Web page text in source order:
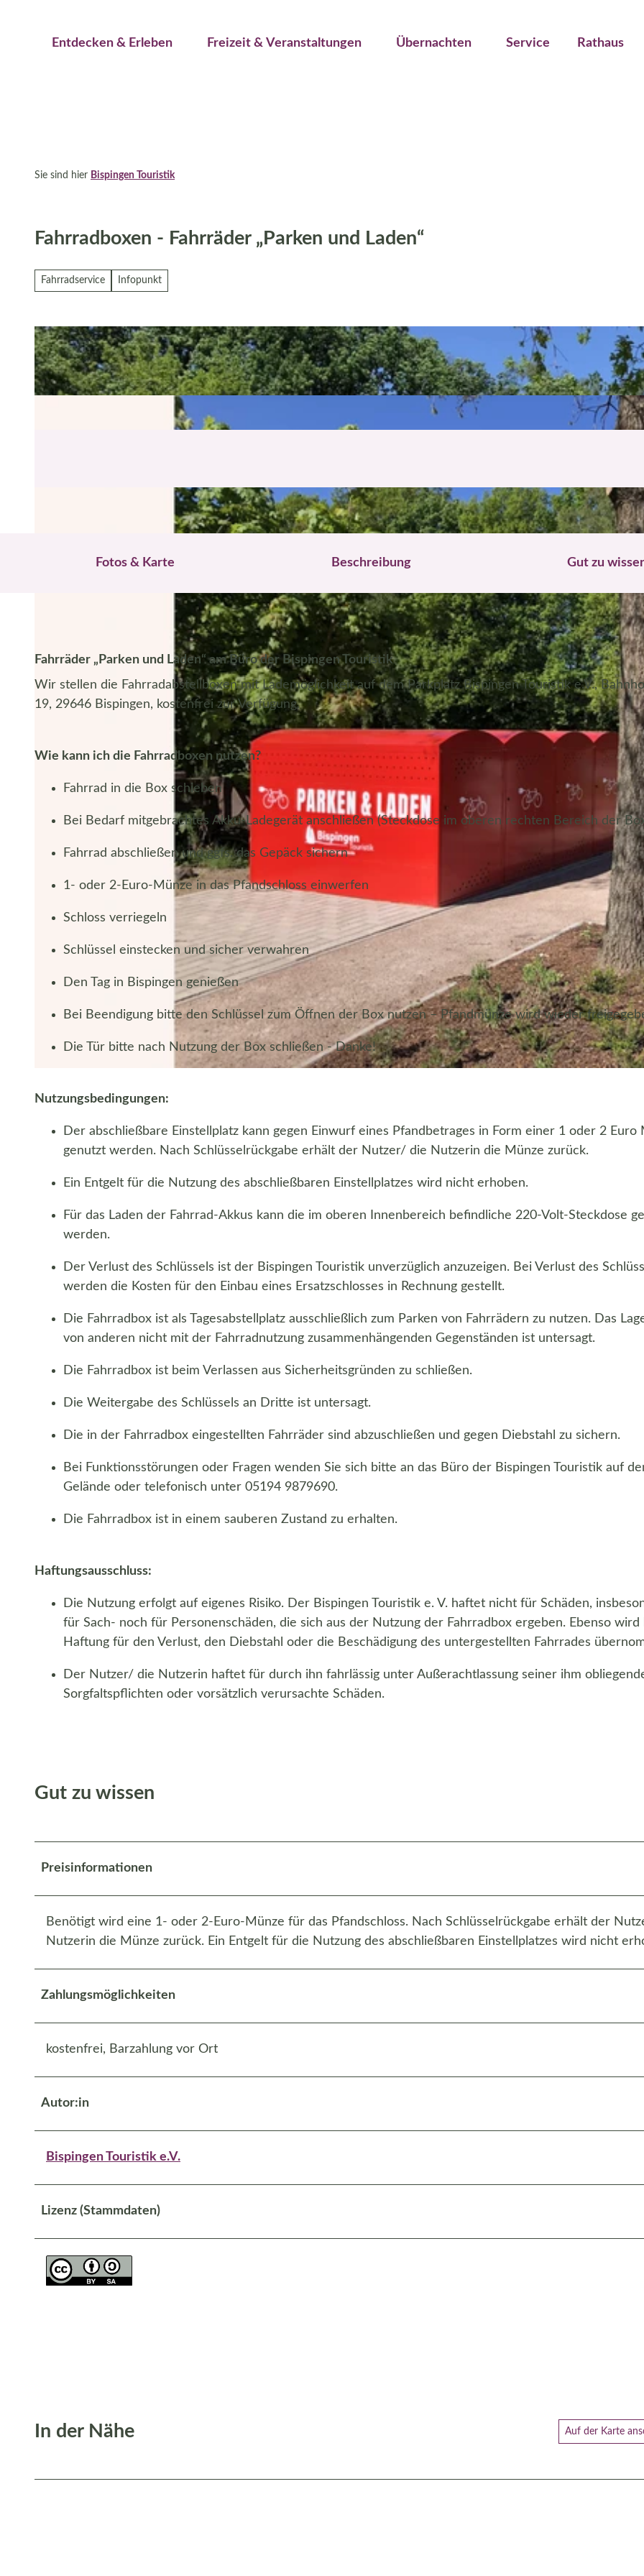
Entdecken & Erleben Freizeit & Veranstaltungen Übernachten Service Rathaus
Sie sind hier Bispingen Touristik
Fahrradboxen - Fahrräder „Parken und Laden“
Fahrradservice Infopunkt
Fotos & Karte Beschreibung Gut zu
Fahrräder „Parken und Laden“ am Büro der Bispingen Touristik
Wir stellen die Fahrradabstellboxen mit Lademöglichkeit auf dem Parkplatz Bispingen Touristik e.V.,
19, 29646 Bispingen, kostenfrei zur Verfügung.
Wie kann ich die Fahrradboxen nutzen?
Fahrrad in die Box schieben
Bei Bedarf mitgebrachtes Akku-Ladegerät anschließen (Steckdose im oberen rechten Bereich der
Fahrrad abschließen und ggfs. das Gepäck sichern
1- oder 2-Euro-Münze in das Pfandschloss einwerfen
Schloss verriegeln
Schlüssel einstecken und sicher verwahren
Den Tag in Bispingen genießen
Bei Beendigung bitte den Schlüssel zum Öffnen der Box nutzen – Pfandmünze wird wieder
Die Tür bitte nach Nutzung der Box schließen - Danke!
Nutzungsbedingungen:
Der abschließbare Einstellplatz kann gegen Einwurf eines Pfandbetrages in Form einer 1 oder 2 Euro
genutzt werden. Nach Schlüsselrückgabe erhält der Nutzer/ die Nutzerin die Münze zurück.
Ein Entgelt für die Nutzung des abschließbaren Einstellplatzes wird nicht erhoben.
Für das Laden der Fahrrad-Akkus kann die im oberen Innenbereich befindliche 220-Volt-Steckdose
werden.
Der Verlust des Schlüssels ist der Bispingen Touristik unverzüglich anzuzeigen. Bei Verlust des
werden die Kosten für den Einbau eines Ersatzschlosses in Rechnung gestellt.
Die Fahrradbox ist als Tagesabstellplatz ausschließlich zum Parken von Fahrrädern zu nutzen. Das
von anderen nicht mit der Fahrradnutzung zusammenhängenden Gegenständen ist untersagt.
Die Fahrradbox ist beim Verlassen aus Sicherheitsgründen zu schließen.
Die Weitergabe des Schlüssels an Dritte ist untersagt.
Die in der Fahrradbox eingestellten Fahrräder sind abzuschließen und gegen Diebstahl zu sichern.
Bei Funktionsstörungen oder Fragen wenden Sie sich bitte an das Büro der Bispingen Touristik auf
Gelände oder telefonisch unter 05194 9879690.
Die Fahrradbox ist in einem sauberen Zustand zu erhalten.
Haftungsausschluss:
Die Nutzung erfolgt auf eigenes Risiko. Der Bispingen Touristik e. V. haftet nicht für Schäden,
für Sach- noch für Personenschäden, die sich aus der Nutzung der Fahrradbox ergeben. Ebenso wird
Haftung für den Verlust, den Diebstahl oder die Beschädigung des untergestellten Fahrrades
Der Nutzer/ die Nutzerin haftet für durch ihn fahrlässig unter Außerachtlassung seiner ihm
Sorgfaltspflichten oder vorsätzlich verursachte Schäden.
Gut zu wissen
Preisinformationen
Benötigt wird eine 1- oder 2-Euro-Münze für das Pfandschloss. Nach Schlüsselrückgabe erhält der
Nutzerin die Münze zurück. Ein Entgelt für die Nutzung des abschließbaren Einstellplatzes wird nicht
Zahlungsmöglichkeiten
kostenfrei, Barzahlung vor Ort
Autor:in
Bispingen Touristik e.V.
Lizenz (Stammdaten)
In der Nähe Auf der Karte